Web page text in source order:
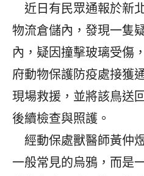
近日有民眾通報於新
物流倉儲內，發現一隻
內，疑因撞擊玻璃受傷
府動物保護防疫處接獲
現場救援，並將該鳥送
後續檢查與照護。
經動保處獸醫師黃仲
一般常見的烏鴉，而是